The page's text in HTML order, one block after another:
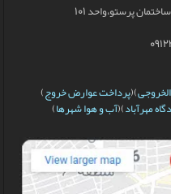
پرستو،واحد 101
)(پرداخت عوارض خروج)
مهرآباد)(آب و هوا شهرها)